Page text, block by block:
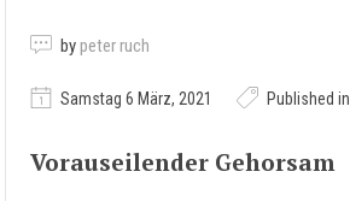
by peter ruch
Samstag 6 März, 2021 Published in
Vorauseilender Gehorsam